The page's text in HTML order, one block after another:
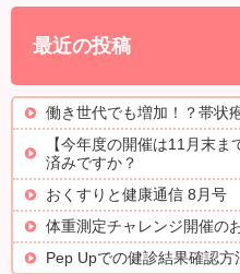
最近の投稿
働き世代でも増加！？帯状
【今年度の開催は11月末
済みですか？
おくすりと健康通信 8月号
体重測定チャレンジ開催の
Pep Upでの健診結果確認方